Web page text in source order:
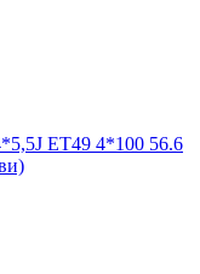
ET49 4*100 56.6